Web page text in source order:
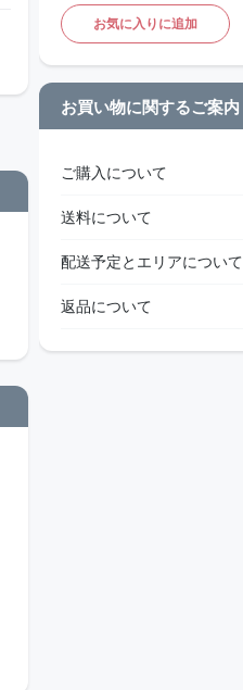
お気に入りに追加
お買い物に関するご案内
ご購入について
送料について
配送予定とエリアについて
返品について